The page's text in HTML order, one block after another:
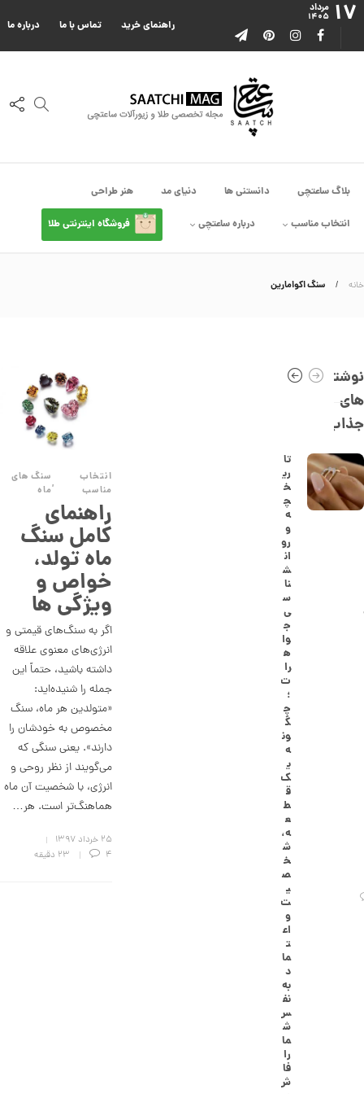
۱۷ مرداد
۱۴۰۵
درباره ما تماس با ما راهنمای خرید
بلاگ ساعتچی دانستنی ها دنیای مد هنر طراحی
انتخاب مناسب درباره ساعتچی فروشگاه اینترنتی طلا
خانه سنگ اکوامارین
انتخاب
مناسب
,سنگ های
ماه
راهنمای
کامل سنگ
ماه تولد،
خواص و
ویژگی ها
اگر به سنگ‌های قیمتی و
انرژی‌های معنوی علاقه
داشته باشید، حتماً این
جمله را شنیده‌اید:
«متولدین هر ماه، سنگ
مخصوص به خودشان را
دارند». یعنی سنگی که
می‌گویند از نظر روحی و
انرژی، با شخصیت آن ماه
هماهنگ‌تر است. هر…
۲۵ خرداد ۱۳۹۷
4
23 دقیقه
نوشته
های
جذاب
تا
ری
خ
چ
ه
و
رو
ان
ش
نا
س
ی
ج
وا
ه
را
ت
؛
چ
گ
ون
ه
ی
ک
ق
ط
ع
ه،
ش
خ
ص
ی
ت
و
اع
ت
ما
د
به
نف
س
ش
ما
را
فا
ش
ز
ک
ک
8
0
,
3
0
0
0
ت
و
م
ا
ن
ن
گ
ش
ت
ر
ط
ل
ا
ا
ز
ک
ا
ک
ش
ن
م
ی
ن
ی
م
ا
ل
ط
ر
ح
ه